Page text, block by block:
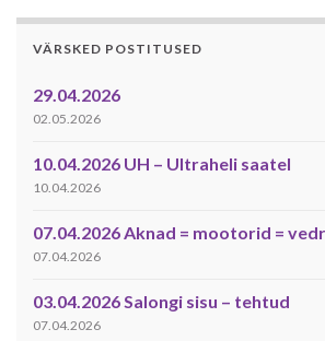
VÄRSKED POSTITUSED
29.04.2026
02.05.2026
10.04.2026 UH – Ultraheli saatel
10.04.2026
07.04.2026 Aknad = mootorid =
07.04.2026
03.04.2026 Salongi sisu – tehtud
07.04.2026